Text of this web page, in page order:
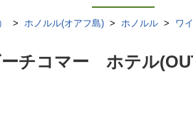
> ホノルル(オアフ島) > ホノルル > ワ
チコマー ホテル